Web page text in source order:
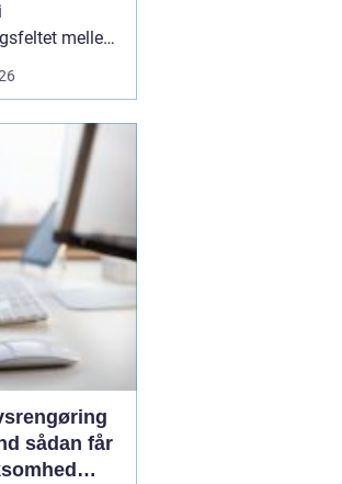
mellem
og forretning.
kun på
ledelse og
Når vi forstår
og relationer,
får